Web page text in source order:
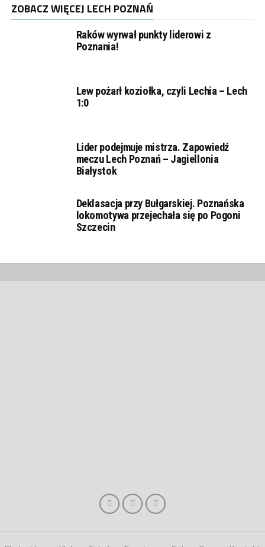
ZOBACZ WIĘCEJ LECH POZNAŃ
Raków wyrwał punkty liderowi z
Poznania!
Lew pożarł koziołka, czyli Lechia – Lech
1:0
Lider podejmuje mistrza. Zapowiedź
meczu Lech Poznań – Jagiellonia
Białystok
Deklasacja przy Bułgarskiej. Poznańska
lokomotywa przejechała się po Pogoni
Szczecin